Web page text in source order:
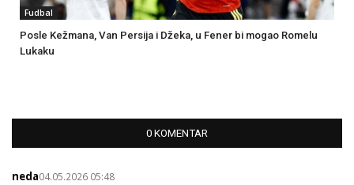
Fudbal
Posle Kežmana, Van Persija i Džeka, u Fener bi mogao Romelu
Lukaku
0 KOMENTAR
neda04.05.2026 05:48